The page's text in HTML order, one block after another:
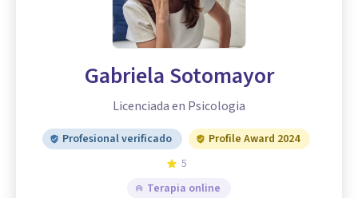
Gabriela Sotomayor
Licenciada en Psicologia
Profesional verificado
Profile Award 2024
5
Terapia online